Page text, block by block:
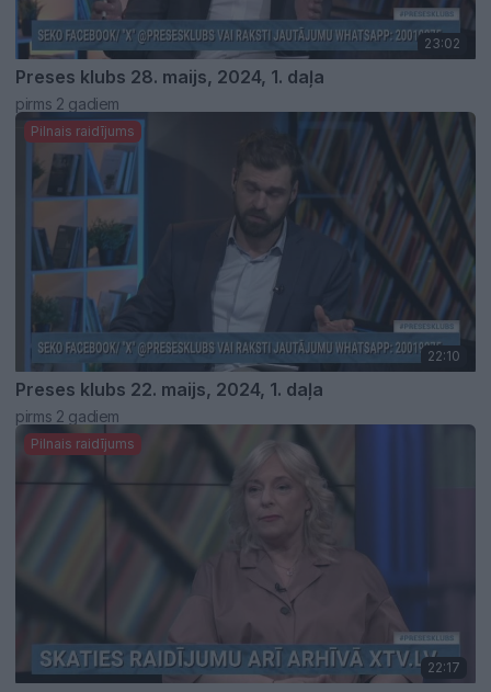
23:02
Preses klubs 28. maijs, 2024, 1. daļa
pirms 2 gadiem
Pilnais raidījums
22:10
Preses klubs 22. maijs, 2024, 1. daļa
pirms 2 gadiem
Pilnais raidījums
22:17